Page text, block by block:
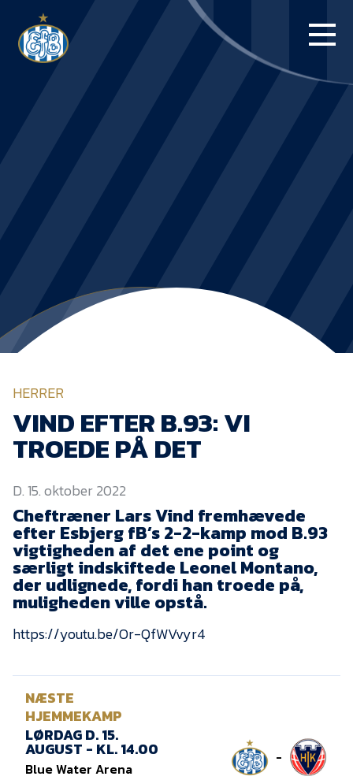
BLUE WATER
NYHEDER
EfB Akademi
Sydvestjysk Fodbold
Samarbejde
Partnere
Blue Water Arena
Job i EfB
Presse
HERRER
VIND EFTER B.93: VI
TROEDE PÅ DET
D. 15. oktober 2022
Cheftræner Lars Vind fremhævede
efter Esbjerg fB’s 2-2-kamp mod B.93
vigtigheden af det ene point og
særligt indskiftede Leonel Montano,
der udlignede, fordi han troede på,
muligheden ville opstå.
https://youtu.be/Or-QfWVvyr4
NÆSTE
HJEMMEKAMP
LØRDAG D. 15.
AUGUST - KL. 14.00
Blue Water Arena
-